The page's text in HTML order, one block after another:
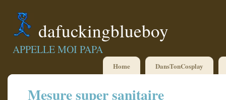
dafuckingblueboy
APPELLE MOI PAPA
Home DansTonCosplay
Mesure super sanitaire